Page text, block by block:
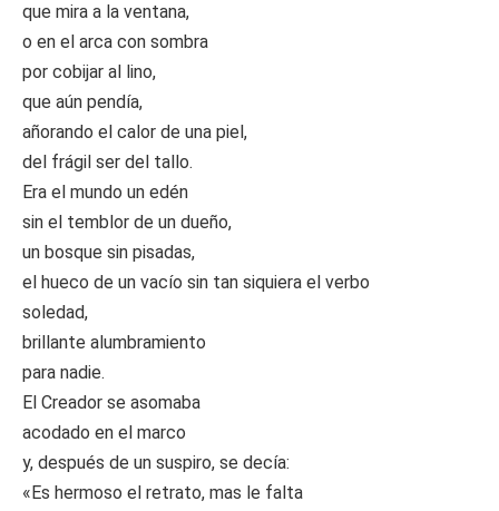
que mira a la ventana,
o en el arca con sombra
por cobijar al lino,
que aún pendía,
añorando el calor de una piel,
del frágil ser del tallo.
Era el mundo un edén
sin el temblor de un dueño,
un bosque sin pisadas,
el hueco de un vacío sin tan siquiera el verbo
soledad,
brillante alumbramiento
para nadie.
El Creador se asomaba
acodado en el marco
y, después de un suspiro, se decía:
«Es hermoso el retrato, mas le falta